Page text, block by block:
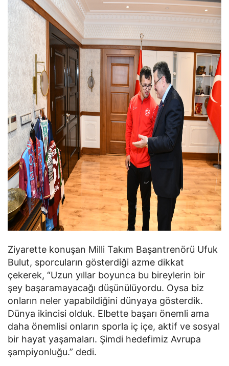
Ziyarette konuşan Milli Takım Başantrenörü Ufuk
Bulut, sporcuların gösterdiği azme dikkat
çekerek, “Uzun yıllar boyunca bu bireylerin bir
şey başaramayacağı düşünülüyordu. Oysa biz
onların neler yapabildiğini dünyaya gösterdik.
Dünya ikincisi olduk. Elbette başarı önemli ama
daha önemlisi onların sporla iç içe, aktif ve sosyal
bir hayat yaşamaları. Şimdi hedefimiz Avrupa
şampiyonluğu.” dedi.